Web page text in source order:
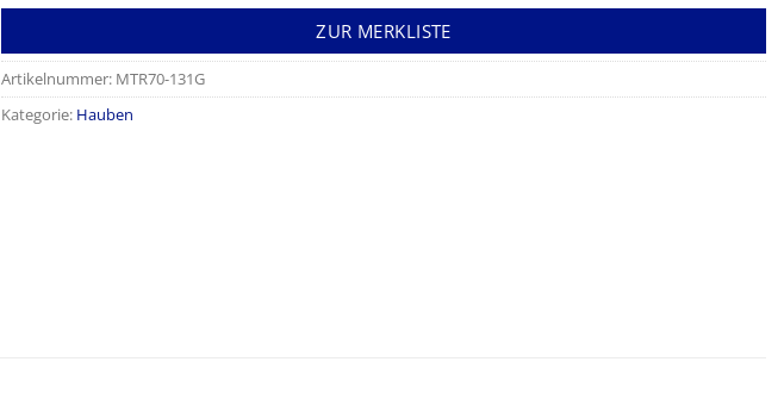
ZUR MERKLISTE
Artikelnummer: MTR70-131G
Kategorie: Hauben